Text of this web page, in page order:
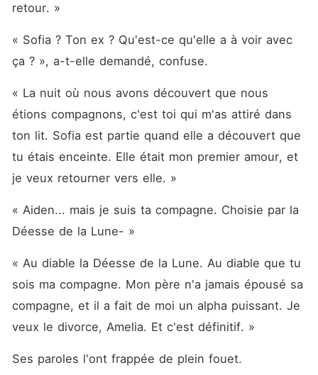
retour. »
« Sofia ? Ton ex ? Qu'est-ce qu'elle a à voir avec
ça ? », a-t-elle demandé, confuse.
« La nuit où nous avons découvert que nous
étions compagnons, c'est toi qui m'as attiré dans
ton lit. Sofia est partie quand elle a découvert que
tu étais enceinte. Elle était mon premier amour, et
je veux retourner vers elle. »
« Aiden... mais je suis ta compagne. Choisie par la
Déesse de la Lune- »
« Au diable la Déesse de la Lune. Au diable que tu
sois ma compagne. Mon père n'a jamais épousé sa
compagne, et il a fait de moi un alpha puissant. Je
veux le divorce, Amelia. Et c'est définitif. »
Ses paroles l'ont frappée de plein fouet.